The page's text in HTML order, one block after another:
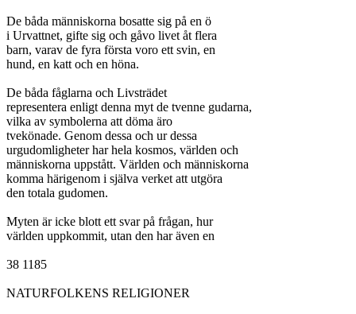
De båda människorna bosatte sig på en ö
i Urvattnet, gifte sig och gåvo livet åt flera
barn, varav de fyra första voro ett svin, en
hund, en katt och en höna.
De båda fåglarna och Livsträdet
representera enligt denna myt de tvenne gudarna,
vilka av symbolerna att döma äro
tvekönade. Genom dessa och ur dessa
urgudomligheter har hela kosmos, världen och
människorna uppstått. Världen och människorna
komma härigenom i själva verket att utgöra
den totala gudomen.
Myten är icke blott ett svar på frågan, hur
världen uppkommit, utan den har även en
38 1185
NATURFOLKENS RELIGIONER